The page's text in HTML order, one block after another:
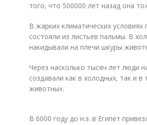
того, что 500000 лет назад она
В жарких климатических
состояли из листьев пальмы. В
накидывали на плечи шкуры
Через насколько тысяч лет люди
создавали как в холодных, так и
животных.
В 6000 году до н.э. в Египет